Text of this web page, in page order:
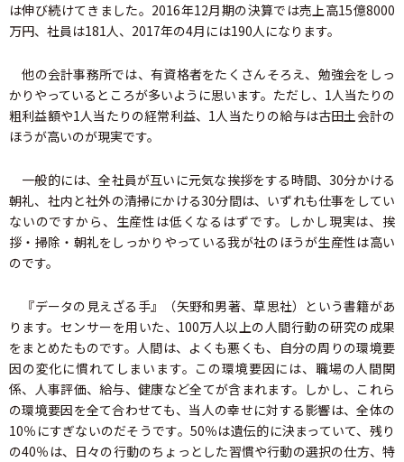
は伸び続けてきました。2016年12月期の決算では売上高15億8000
万円、社員は181人、2017年の4月には190人になります。
他の会計事務所では、有資格者をたくさんそろえ、勉強会をしっ
かりやっているところが多いように思います。ただし、1人当たりの
粗利益額や1人当たりの経常利益、1人当たりの給与は古田土会計の
ほうが高いのが現実です。
一般的には、全社員が互いに元気な挨拶をする時間、30分かける
朝礼、社内と社外の清掃にかける30分間は、いずれも仕事をしてい
ないのですから、生産性は低くなるはずです。しかし現実は、挨
拶・掃除・朝礼をしっかりやっている我が社のほうが生産性は高い
のです。
『データの見えざる手』（矢野和男著、草思社）という書籍があ
ります。センサーを用いた、100万人以上の人間行動の研究の成果
をまとめたものです。人間は、よくも悪くも、自分の周りの環境要
因の変化に慣れてしまいます。この環境要因には、職場の人間関
係、人事評価、給与、健康など全てが含まれます。しかし、これら
の環境要因を全て合わせても、当人の幸せに対する影響は、全体の
10％にすぎないのだそうです。50％は遺伝的に決まっていて、残り
の40％は、日々の行動のちょっとした習慣や行動の選択の仕方、特